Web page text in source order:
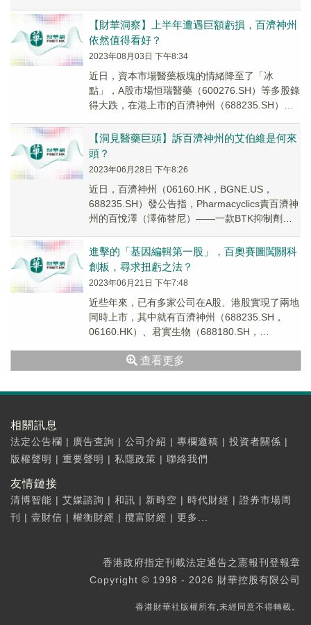
回報。
【財華洞察】上半年遭遇巨額虧損，百濟神州
依然值得看好？
2023年08月03日 下午8:34
近日，資本市場醫藥板塊的情緒降至了「冰
點」，A股市場恒瑞醫藥（600276.SH）等多股錄
得大跌，在港上市的百濟神州（688235.SH）
【洞見醫藥巨頭】訴百濟神州的艾伯維是何來
頭？
2023年06月28日 下午8:26
近日，百濟神州（06160.HK，BGNE.US，
688235.SH）發公告指，Pharmacyclics責百濟神
州的百悅澤（澤佈替尼）——一款BTK抑制劑侵
進擊的「基因編輯第一股」，百奧賽圖闖關科
創板，尋求扭虧之法？
2023年06月21日 下午7:48
近些年來，已有多家公司在A股、港股實現了兩地
同時上市，其中就有百濟神州（688235.SH，
06160.HK）、君實生物（688180.SH，
查看更多
相關訊息
法定公告欄 | 廣告查詢 | 公司介紹 | 專欄邀稿 | 投資者關係 |
版權聲明 | 重要聲明 | 私隱政策 | 聯絡我們
友情鏈接
清博智能 | 艾媒諮詢 | 和訊 | 新時空 | 時代財經 | 證券市場周
刊
| 壹財信 | 權衡財經 | 攬富財經 | 更多...
香港政府指定刊載法定通告之憲報刊登報章
Copyright © 1998 - 2026 財華控股有限公司
香港財華社版權所有,未經同意不得轉載。